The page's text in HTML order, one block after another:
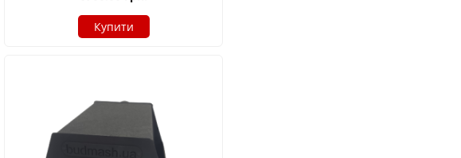
Купити